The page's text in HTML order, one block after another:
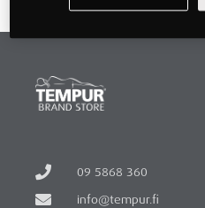
09 5868 360
info@tempur.fi